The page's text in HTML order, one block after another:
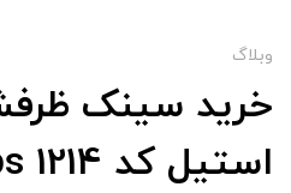
وبلاگ
خرید سینک
استیل کد ps 1214 توکار